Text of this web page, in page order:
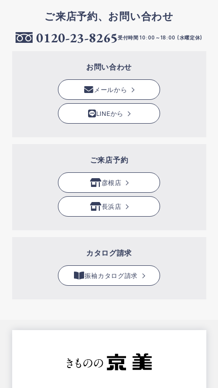
ご来店予約、お問い合わせ
お問い合わせ
メールから
LINEから
ご来店予約
彦根店
長浜店
カタログ請求
振袖カタログ請求
0120-23-8265受付時間 10:00～18:00 (水曜定休)